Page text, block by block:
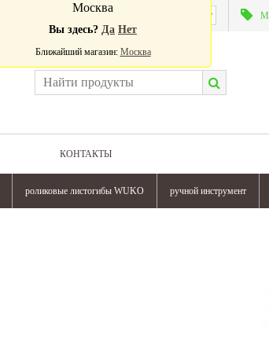
КОНТАКТЫ
роликовые листогибы WUKO ручной инструмент
Москва
Вы здесь? Да Нет
Ближайший магазин: Москва